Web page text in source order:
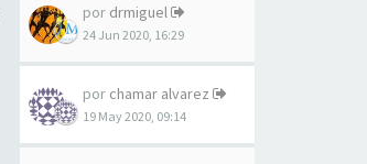
por drmiguel
24 Jun 2020, 16:29
por chamar alvarez
19 May 2020, 09:14